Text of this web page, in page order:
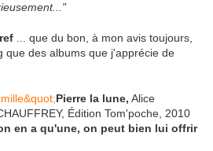
... que du bon, à mon avis toujours,
que des albums que j'apprécie de
Pierre la lune, Alice
Édition Tom'poche, 2010
en a qu'une, on peut bien lui offrir